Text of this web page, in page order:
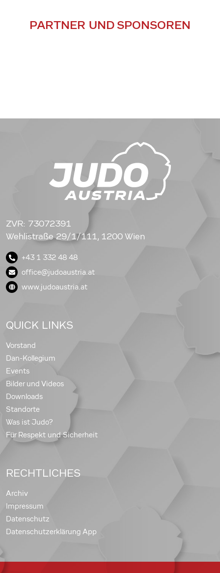
PARTNER UND SPONSOREN
ZVR: 73072391
Wehlistraße 29/1/111, 1200 Wien
+43 1 332 48 48
office@judoaustria.at
www.judoaustria.at
QUICK LINKS
Vorstand
Dan-Kollegium
Events
Bilder und Videos
Downloads
Standorte
Was ist Judo?
Für Respekt und Sicherheit
RECHTLICHES
Archiv
Impressum
Datenschutz
Datenschutzerklärung App